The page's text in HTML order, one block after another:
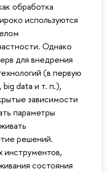
обработка
используются
Однако
для внедрения
(в первую
data и т. п.),
зависимости
параметры
решений.
состояния